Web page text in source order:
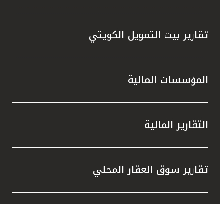
تقارير بيت التمويل الكويتي
المؤسسات المالية
التقارير المالية
تقارير سوق العقار المحلي